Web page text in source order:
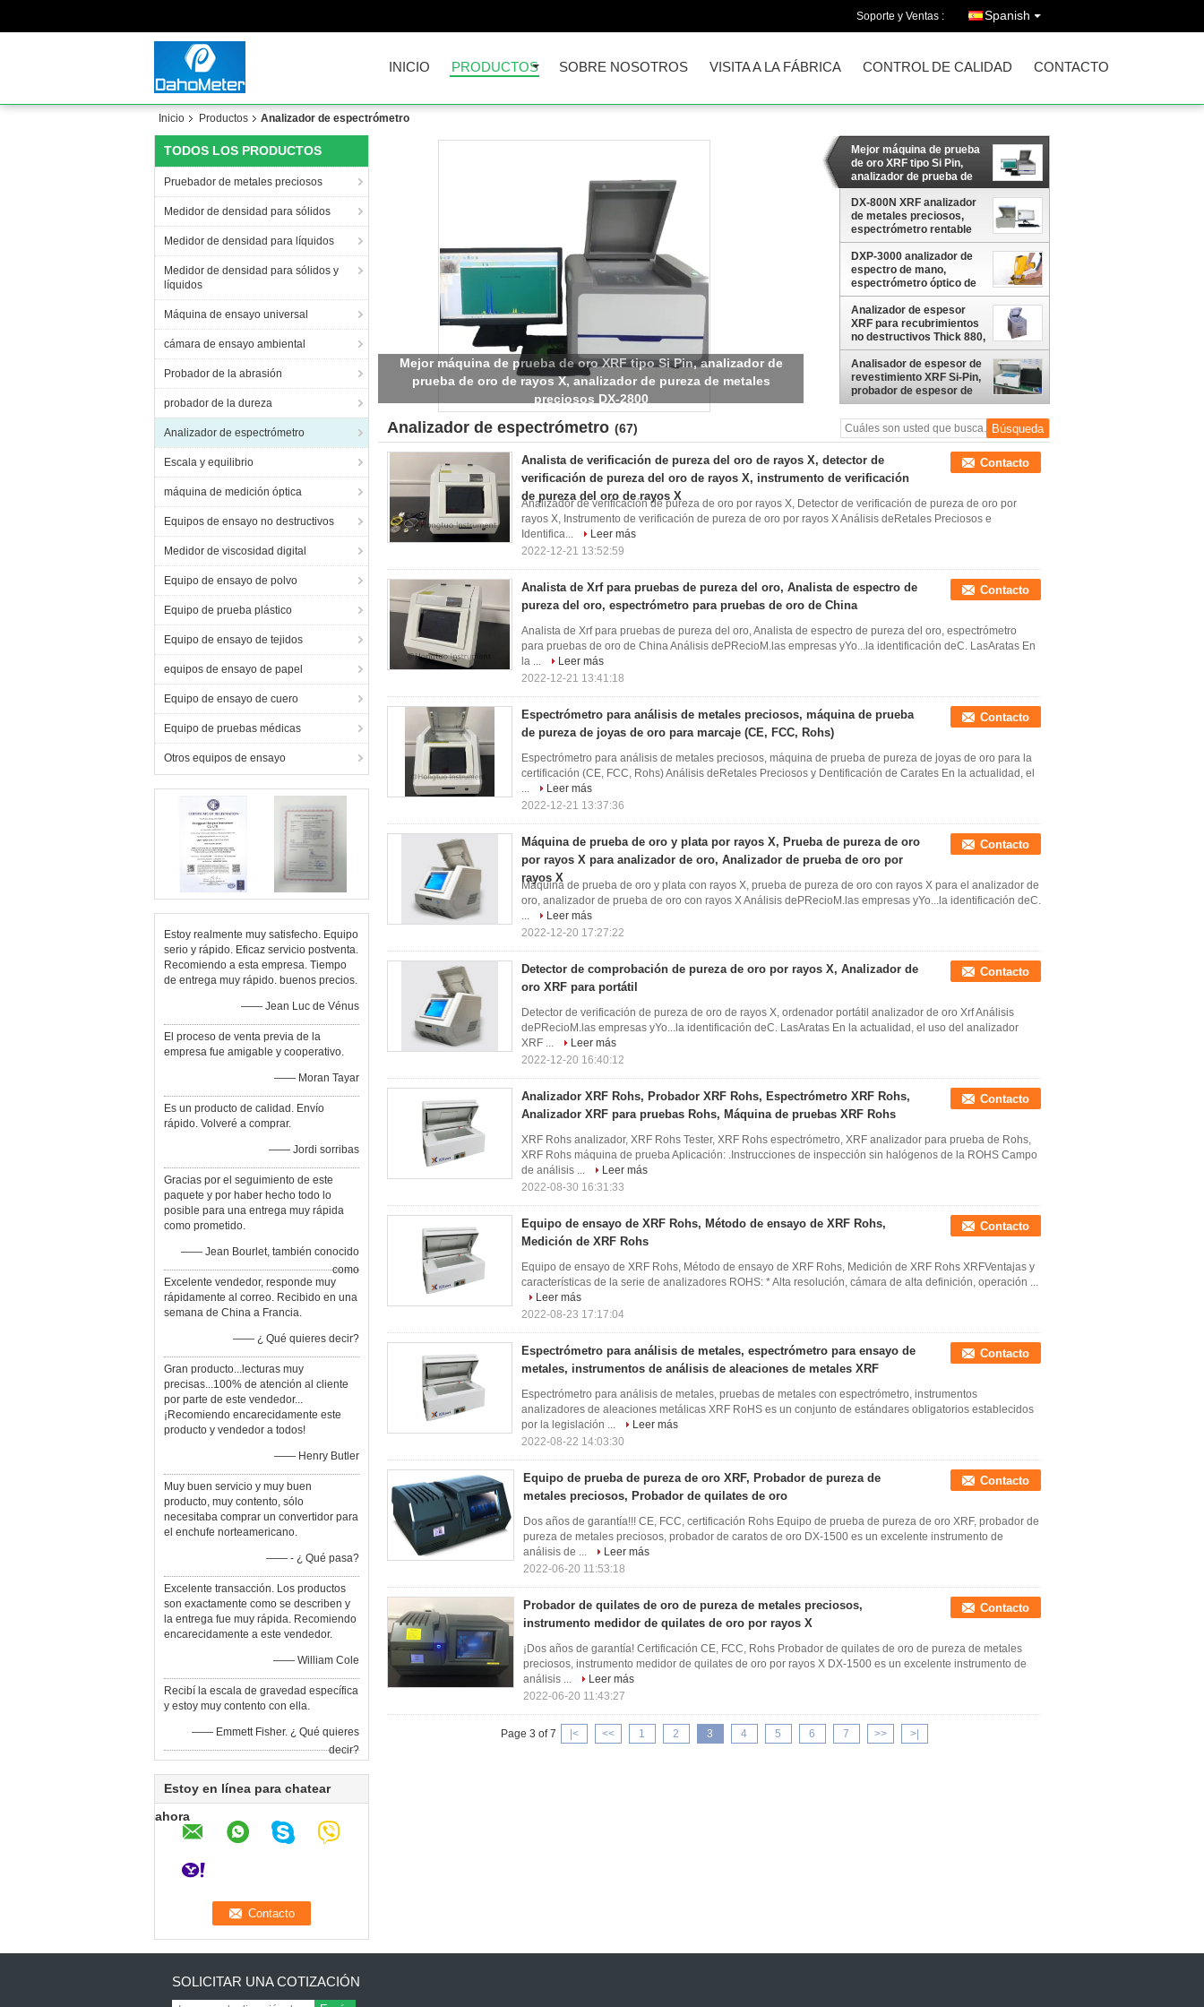
Soporte y Ventas : Spanish
INICIO PRODUCTOS SOBRE NOSOTROS VISITA A LA FÁBRICA CONTROL DE CALIDAD CONTACTO
Inicio Productos Analizador de espectrómetro
TODOS LOS PRODUCTOS
Pruebador de metales preciosos
Medidor de densidad para sólidos
Medidor de densidad para líquidos
Medidor de densidad para sólidos y
líquidos
Máquina de ensayo universal
cámara de ensayo ambiental
Probador de la abrasión
probador de la dureza
Analizador de espectrómetro
Escala y equilibrio
máquina de medición óptica
Equipos de ensayo no destructivos
Medidor de viscosidad digital
Equipo de ensayo de polvo
Equipo de prueba plástico
Equipo de ensayo de tejidos
equipos de ensayo de papel
Equipo de ensayo de cuero
Equipo de pruebas médicas
Otros equipos de ensayo
Estoy realmente muy satisfecho. Equipo
serio y rápido. Eficaz servicio postventa.
Recomiendo a esta empresa. Tiempo
de entrega muy rápido. buenos precios.
—— Jean Luc de Vénus
El proceso de venta previa de la
empresa fue amigable y cooperativo.
—— Moran Tayar
Es un producto de calidad. Envío
rápido. Volveré a comprar.
—— Jordi sorribas
Gracias por el seguimiento de este
paquete y por haber hecho todo lo
posible para una entrega muy rápida
como prometido.
—— Jean Bourlet, también conocido
como
Excelente vendedor, responde muy
rápidamente al correo. Recibido en una
semana de China a Francia.
—— ¿ Qué quieres decir?
Gran producto...lecturas muy
precisas...100% de atención al cliente
por parte de este vendedor...
¡Recomiendo encarecidamente este
producto y vendedor a todos!
—— Henry Butler
Muy buen servicio y muy buen
producto, muy contento, sólo
necesitaba comprar un convertidor para
el enchufe norteamericano.
—— - ¿ Qué pasa?
Excelente transacción. Los productos
son exactamente como se describen y
la entrega fue muy rápida. Recomiendo
encarecidamente a este vendedor.
—— William Cole
Recibí la escala de gravedad específica
y estoy muy contento con ella.
—— Emmett Fisher. ¿ Qué quieres
decir?
Estoy en línea para chatear
ahora
Mejor máquina de prueba de oro XRF tipo Si Pin, analizador de
prueba de oro de rayos X, analizador de pureza de metales
preciosos DX-2800
Mejor máquina de prueba
de oro XRF tipo Si Pin,
analizador de prueba de
oro de rayos X, analizador
de pureza de metales
preciosos DX-2800
DX-800N XRF analizador
de metales preciosos,
espectrómetro rentable
XRF para la máquina de
prueba de pureza de
metales preciosos
DXP-3000 analizador de
espectro de mano,
espectrómetro óptico de
protección más segura,
máquina de prueba de
mano de operación
conveniente
Analizador de espesor
XRF para recubrimientos
no destructivos Thick 880,
analizador de
electrodomésticos
Analisador de espesor de
revestimiento XRF Si-Pin,
probador de espesor de
espectral, medición del
espesor de revestimiento
XRF
Analizador de espectrómetro (67)
Analista de verificación de pureza del oro de rayos X, detector de
verificación de pureza del oro de rayos X, instrumento de verificación
de pureza del oro de rayos X
Contacto
Analizador de verificación de pureza de oro por rayos X, Detector de verificación de pureza de oro por
rayos X, Instrumento de verificación de pureza de oro por rayos X Análisis deRetales Preciosos e
Identifica...
Leer más
2022-12-21 13:52:59
Analista de Xrf para pruebas de pureza del oro, Analista de espectro de
pureza del oro, espectrómetro para pruebas de oro de China
Contacto
Analista de Xrf para pruebas de pureza del oro, Analista de espectro de pureza del oro, espectrómetro
para pruebas de oro de China Análisis dePRecioM.las empresas yYo...la identificación deC. LasAratas En
la ...
Leer más
2022-12-21 13:41:18
Espectrómetro para análisis de metales preciosos, máquina de prueba
de pureza de joyas de oro para marcaje (CE, FCC, Rohs)
Contacto
Espectrómetro para análisis de metales preciosos, máquina de prueba de pureza de joyas de oro para la
certificación (CE, FCC, Rohs) Análisis deRetales Preciosos y Dentificación de Carates En la actualidad, el
...
Leer más
2022-12-21 13:37:36
Máquina de prueba de oro y plata por rayos X, Prueba de pureza de oro
por rayos X para analizador de oro, Analizador de prueba de oro por
rayos X
Contacto
Máquina de prueba de oro y plata con rayos X, prueba de pureza de oro con rayos X para el analizador de
oro, analizador de prueba de oro con rayos X Análisis dePRecioM.las empresas yYo...la identificación deC.
...
Leer más
2022-12-20 17:27:22
Detector de comprobación de pureza de oro por rayos X, Analizador de
oro XRF para portátil
Contacto
Detector de verificación de pureza de oro de rayos X, ordenador portátil analizador de oro Xrf Análisis
dePRecioM.las empresas yYo...la identificación deC. LasAratas En la actualidad, el uso del analizador
XRF ...
Leer más
2022-12-20 16:40:12
Analizador XRF Rohs, Probador XRF Rohs, Espectrómetro XRF Rohs,
Analizador XRF para pruebas Rohs, Máquina de pruebas XRF Rohs
Contacto
XRF Rohs analizador, XRF Rohs Tester, XRF Rohs espectrómetro, XRF analizador para prueba de Rohs,
XRF Rohs máquina de prueba Aplicación: .Instrucciones de inspección sin halógenos de la ROHS Campo
de análisis ...
Leer más
2022-08-30 16:31:33
Equipo de ensayo de XRF Rohs, Método de ensayo de XRF Rohs,
Medición de XRF Rohs
Contacto
Equipo de ensayo de XRF Rohs, Método de ensayo de XRF Rohs, Medición de XRF Rohs XRFVentajas y
características de la serie de analizadores ROHS: * Alta resolución, cámara de alta definición, operación ...
Leer más
2022-08-23 17:17:04
Espectrómetro para análisis de metales, espectrómetro para ensayo de
metales, instrumentos de análisis de aleaciones de metales XRF
Contacto
Espectrómetro para análisis de metales, pruebas de metales con espectrómetro, instrumentos
analizadores de aleaciones metálicas XRF RoHS es un conjunto de estándares obligatorios establecidos
por la legislación ...
Leer más
2022-08-22 14:03:30
Equipo de prueba de pureza de oro XRF, Probador de pureza de
metales preciosos, Probador de quilates de oro
Contacto
Dos años de garantía!!! CE, FCC, certificación Rohs Equipo de prueba de pureza de oro XRF, probador de
pureza de metales preciosos, probador de caratos de oro DX-1500 es un excelente instrumento de
análisis de ...
Leer más
2022-06-20 11:53:18
Probador de quilates de oro de pureza de metales preciosos,
instrumento medidor de quilates de oro por rayos X
Contacto
¡Dos años de garantía! Certificación CE, FCC, Rohs Probador de quilates de oro de pureza de metales
preciosos, instrumento medidor de quilates de oro por rayos X DX-1500 es un excelente instrumento de
análisis ...
Leer más
2022-06-20 11:43:27
Page 3 of 7 |< << 1 2 3 4 5 6 7 >> >|
SOLICITAR UNA COTIZACIÓN